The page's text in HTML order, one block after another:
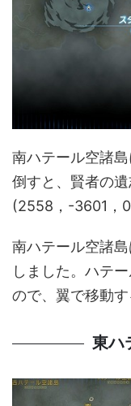
南ハテール空諸
倒すと、賢者の
(2558，-3601，
南ハテール空諸
しました。ハテ
ので、翼で移動す
東ハ